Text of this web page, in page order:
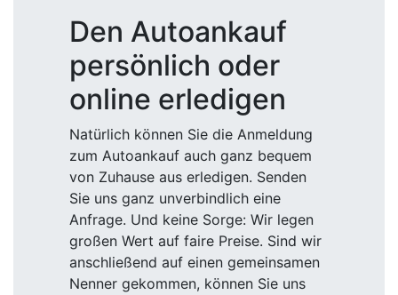
Den Autoankauf
persönlich oder
online erledigen
Natürlich können Sie die Anmeldung
zum Autoankauf auch ganz bequem
von Zuhause aus erledigen. Senden
Sie uns ganz unverbindlich eine
Anfrage. Und keine Sorge: Wir legen
großen Wert auf faire Preise. Sind wir
anschließend auf einen gemeinsamen
Nenner gekommen, können Sie uns